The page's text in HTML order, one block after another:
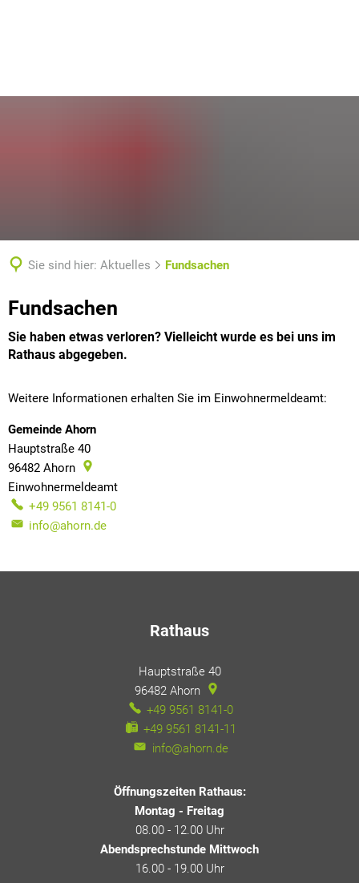
Sie sind hier: Aktuelles Fundsachen
Fundsachen
Fundsachen
Sie haben etwas verloren? Vielleicht wurde es bei uns im
Rathaus abgegeben.
Weitere Informationen erhalten Sie im Einwohnermeldeamt:
Gemeinde Ahorn
Hauptstraße 40
96482 Ahorn
Einwohnermeldeamt
+49 9561 8141-0
info@ahorn.de
Rathaus
Hauptstraße 40
96482 Ahorn
+49 9561 8141-0
+49 9561 8141-11
info@ahorn.de
Öffnungszeiten Rathaus:
Montag - Freitag
08.00 - 12.00 Uhr
Abendsprechstunde Mittwoch
16.00 - 19.00 Uhr